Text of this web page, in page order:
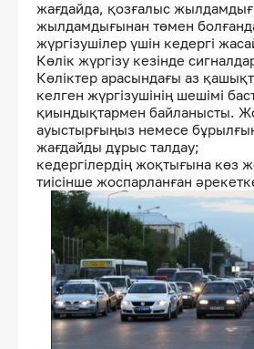
жағдайда, қозғалыс
жылдамдығынан төмен
жүргізушілер үшін кедергі
Көлік жүргізу кезінде
Көліктер арасындағы аз
келген жүргізушінің шешімі
қиындықтармен байланысты.
ауыстырғыңыз немесе
жағдайды дұрыс талдау;
кедергілердің жоқтығына көз
тиісінше жоспарланған